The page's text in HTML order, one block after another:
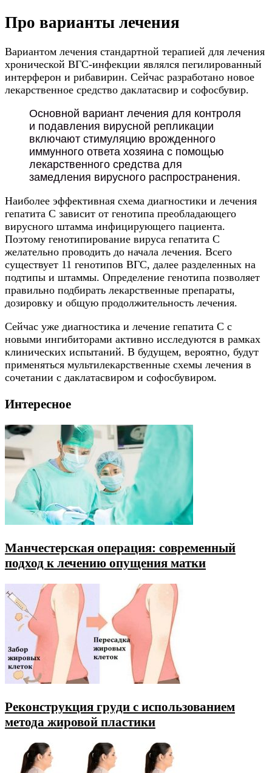
Про варианты лечения
Вариантом лечения стандартной терапией для лечения
хронической ВГС-инфекции являлся пегилированный
интерферон и рибавирин. Сейчас разработано новое
лекарственное средство даклатасвир и софосбувир.
Основной вариант лечения для контроля
и подавления вирусной репликации
включают стимуляцию врожденного
иммунного ответа хозяина с помощью
лекарственного средства для
замедления вирусного распространения.
Наиболее эффективная схема диагностики и лечения
гепатита С зависит от генотипа преобладающего
вирусного штамма инфицирующего пациента.
Поэтому генотипирование вируса гепатита С
желательно проводить до начала лечения. Всего
существует 11 генотипов ВГС, далее разделенных на
подтипы и штаммы. Определение генотипа позволяет
правильно подбирать лекарственные препараты,
дозировку и общую продолжительность лечения.
Сейчас уже диагностика и лечение гепатита С с
новыми ингибиторами активно исследуются в рамках
клинических испытаний. В будущем, вероятно, будут
применяться мультилекарственные схемы лечения в
сочетании с даклатасвиром и софосбувиром.
Интересное
Манчестерская операция: современный
подход к лечению опущения матки
Реконструкция груди с использованием
метода жировой пластики